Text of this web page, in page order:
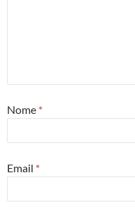
Nome *
Email *